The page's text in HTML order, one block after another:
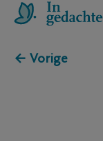
← Vorige